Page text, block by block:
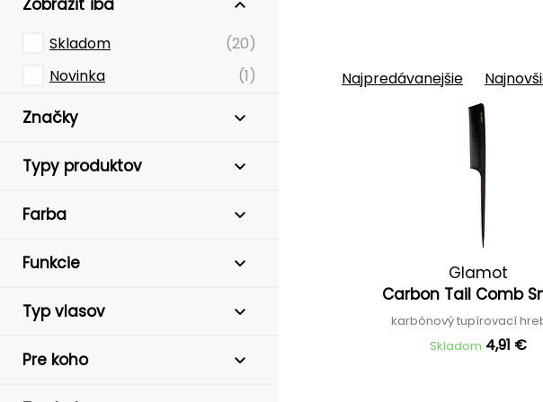
Zobraziť iba
Skladom
(20)
Novinka
(1)
Značky
Typy produktov
Farba
Funkcie
Typ vlasov
Pre koho
Najpredávanejšie
Glamot
Carbon Tail Comb
karbónový tupírovací
Skladom 4,91 €